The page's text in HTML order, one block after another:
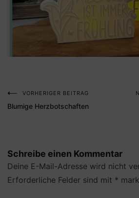
VORHERIGER BEITRAG
Blumige Herzbotschaften
Schreibe einen Kommentar
Deine E-Mail-Adresse wird nicht
Erforderliche Felder sind mit *